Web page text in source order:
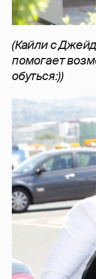
(Кайли с
помогает
обуться:))